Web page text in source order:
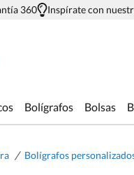
360 Inspírate con
Bolígrafos Bolsas
/ Bolígrafos